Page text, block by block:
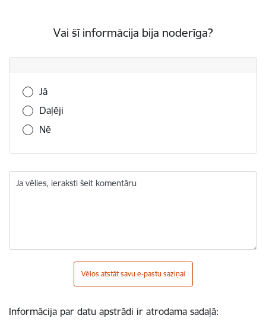
Vai šī informācija bija noderīga?
Vai šī informācija bija noderīga?
Jā
Daļēji
Nē
Ja vēlies, ieraksti šeit komentāru
Vēlos atstāt savu e-pastu saziņai
Informācija par datu apstrādi ir atrodama sadaļā: